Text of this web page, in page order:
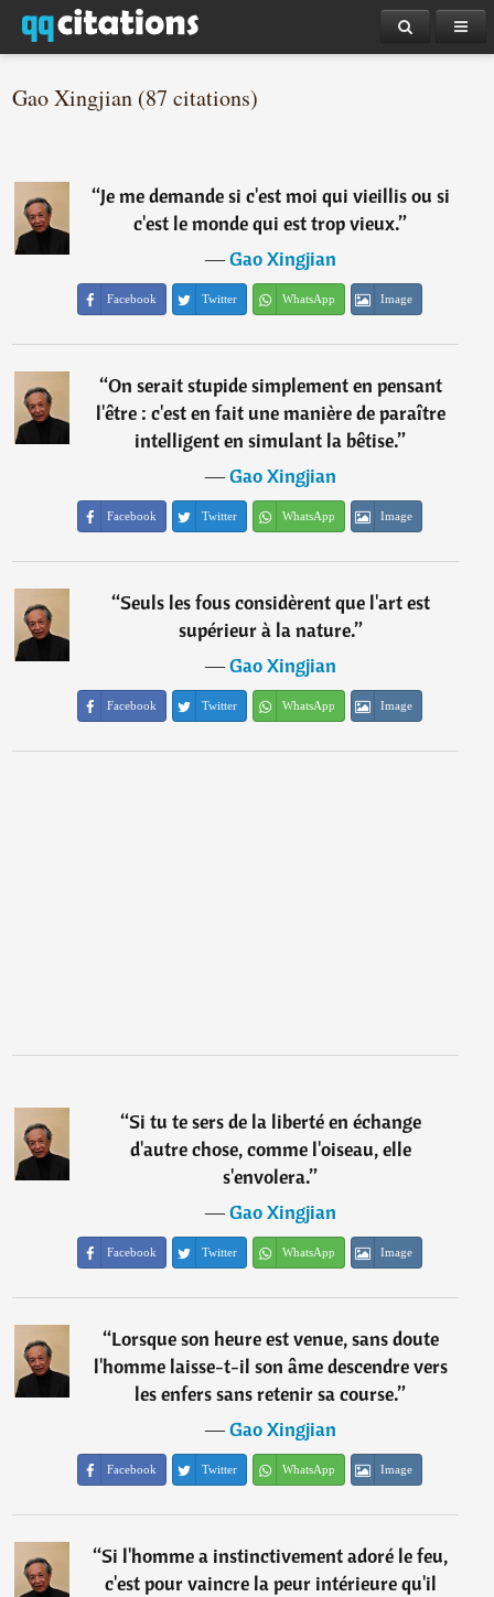
Gao Xingjian (87 citations)
“Je me demande si c'est moi qui vieillis ou si
c'est le monde qui est trop vieux.”
―Gao Xingjian
Facebook Twitter WhatsApp Image
“On serait stupide simplement en pensant
l'être : c'est en fait une manière de paraître
intelligent en simulant la bêtise.”
―Gao Xingjian
Facebook Twitter WhatsApp Image
“Seuls les fous considèrent que l'art est
supérieur à la nature.”
―Gao Xingjian
Facebook Twitter WhatsApp Image
“Si tu te sers de la liberté en échange
d'autre chose, comme l'oiseau, elle
s'envolera.”
―Gao Xingjian
Facebook Twitter WhatsApp Image
“Lorsque son heure est venue, sans doute
l'homme laisse-t-il son âme descendre vers
les enfers sans retenir sa course.”
―Gao Xingjian
Facebook Twitter WhatsApp Image
“Si l'homme a instinctivement adoré le feu,
c'est pour vaincre la peur intérieure qu'il